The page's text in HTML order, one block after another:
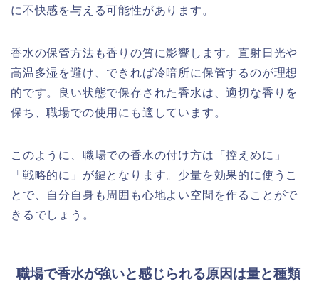
に不快感を与える可能性があります。
香水の保管方法も香りの質に影響します。直射日光や
高温多湿を避け、できれば冷暗所に保管するのが理想
的です。良い状態で保存された香水は、適切な香りを
保ち、職場での使用にも適しています。
このように、職場での香水の付け方は「控えめに」
「戦略的に」が鍵となります。少量を効果的に使うこ
とで、自分自身も周囲も心地よい空間を作ることがで
きるでしょう。
職場で香水が強いと感じられる原因は量と種類